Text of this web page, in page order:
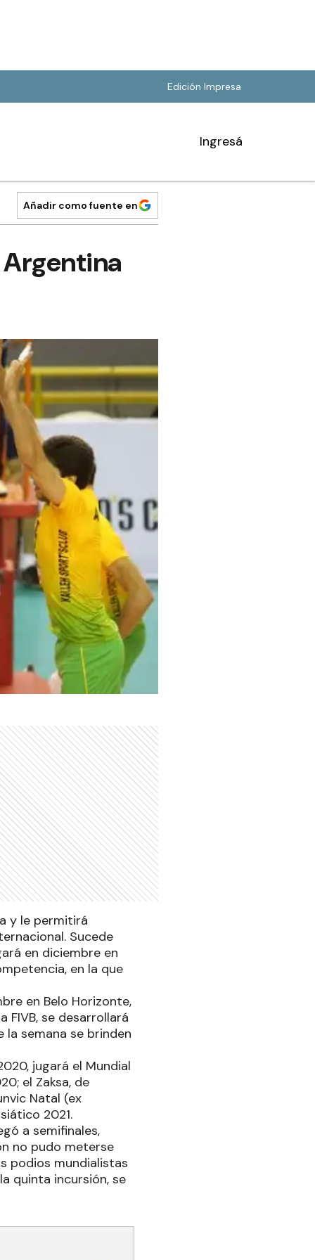
Edición Impresa
Ingresá
Añadir como fuente en
Argentina
y le permitirá
Sucede
en diciembre en
en la que
en Belo Horizonte,
FIVB, se desarrollará
semana se brinden
jugará el Mundial
el Zaksa, de
Natal (ex
2021.
a semifinales,
no pudo meterse
podios mundialistas
quinta incursión, se